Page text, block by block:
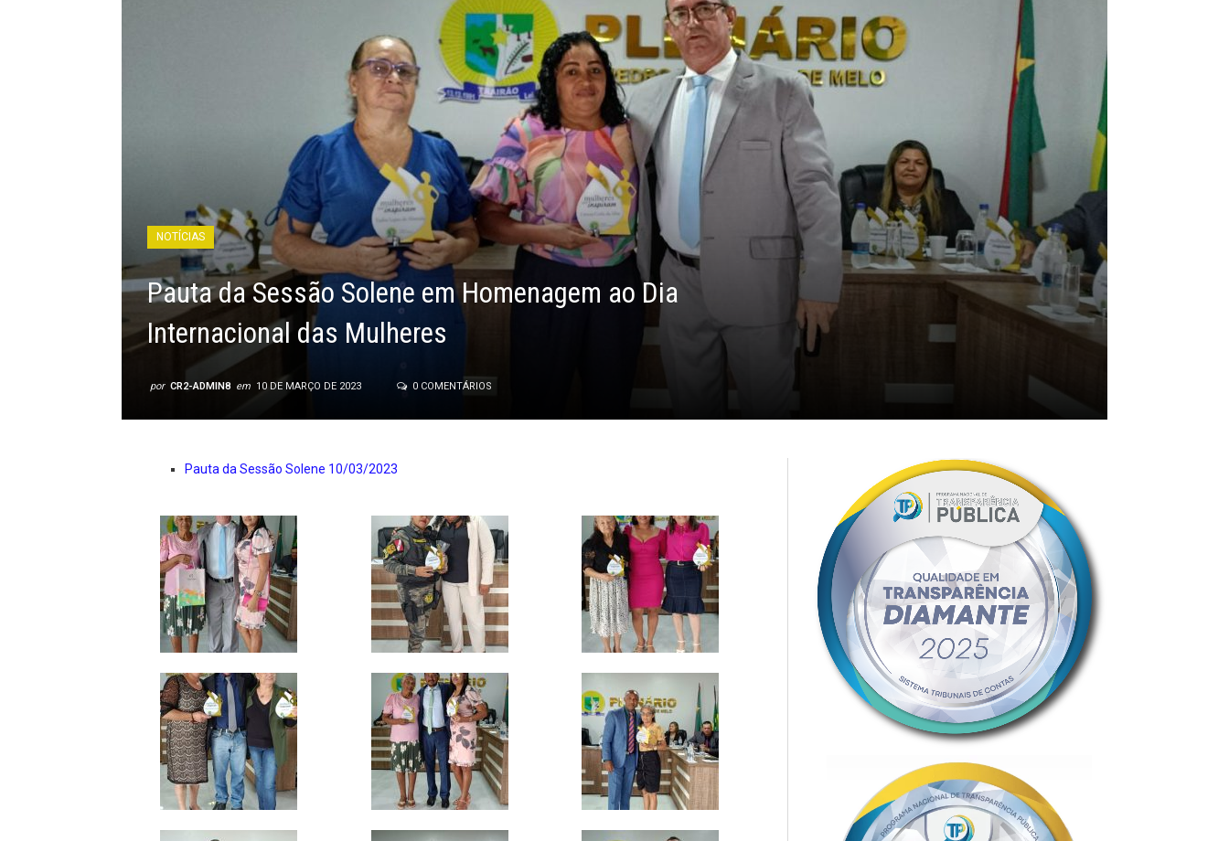
NOTÍCIAS
Pauta da Sessão Solene em Homenagem ao Dia
Internacional das Mulheres
por CR2-ADMIN8 em 10 DE MARÇO DE 2023 0 COMENTÁRIOS
Pauta da Sessão Solene 10/03/2023